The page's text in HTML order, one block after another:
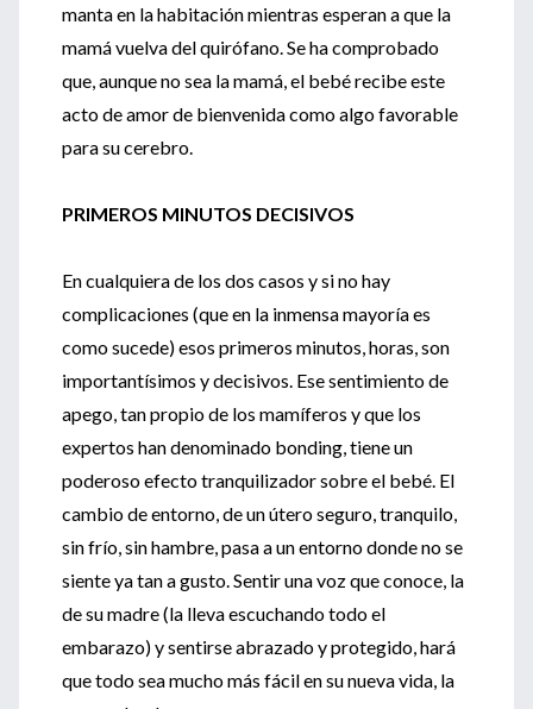
manta en la habitación mientras esperan a que la
mamá vuelva del quirófano. Se ha comprobado
que, aunque no sea la mamá, el bebé recibe este
acto de amor de bienvenida como algo favorable
para su cerebro.
PRIMEROS MINUTOS DECISIVOS
En cualquiera de los dos casos y si no hay
complicaciones (que en la inmensa mayoría es
como sucede) esos primeros minutos, horas, son
importantísimos y decisivos. Ese sentimiento de
apego, tan propio de los mamíferos y que los
expertos han denominado bonding, tiene un
poderoso efecto tranquilizador sobre el bebé. El
cambio de entorno, de un útero seguro, tranquilo,
sin frío, sin hambre, pasa a un entorno donde no se
siente ya tan a gusto. Sentir una voz que conoce, la
de su madre (la lleva escuchando todo el
embarazo) y sentirse abrazado y protegido, hará
que todo sea mucho más fácil en su nueva vida, la